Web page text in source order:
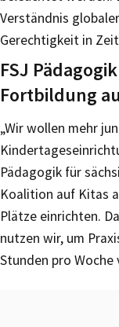
Verständnis
Gerechtigkeit in
FSJ
Fortbildung
„Wir wollen mehr
Pädagogik für
Koalition auf Kitas
Plätze einrichten.
nutzen wir, um
Stunden pro